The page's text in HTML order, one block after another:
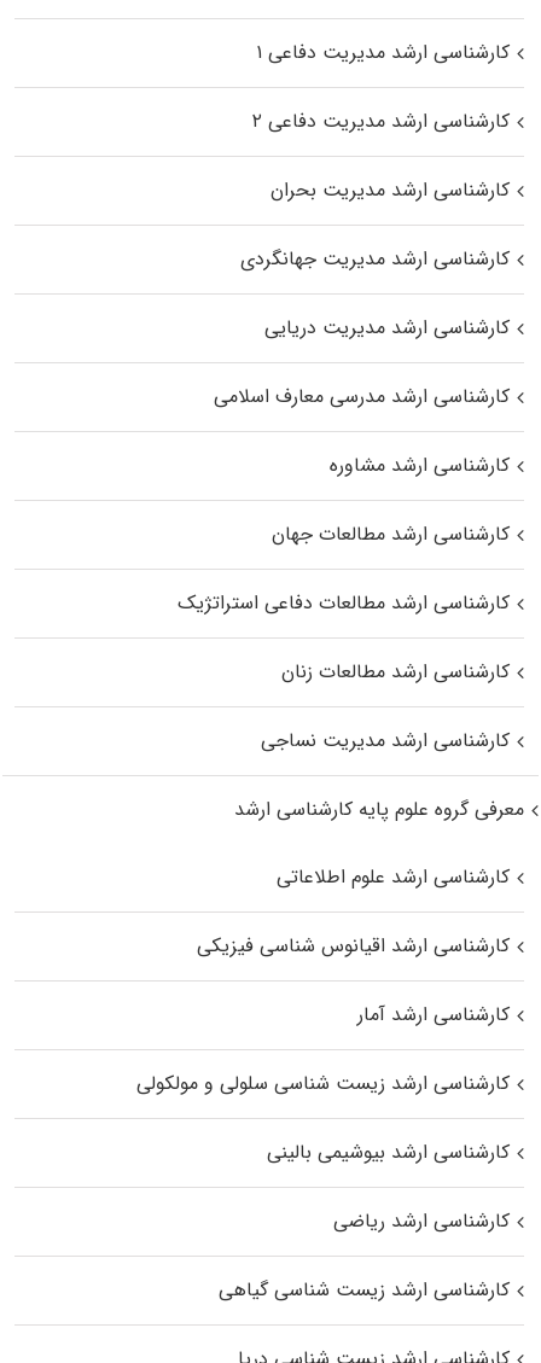
کارشناسی ارشد مدیریت دفاعی ۱
کارشناسی ارشد مدیریت دفاعی ۲
کارشناسی ارشد مدیریت بحران
کارشناسی ارشد مدیریت جهانگردی
کارشناسی ارشد مدیریت دریایی
کارشناسی ارشد مدرسی معارف اسلامی
کارشناسی ارشد مشاوره
کارشناسی ارشد مطالعات جهان
کارشناسی ارشد مطالعات دفاعی استراتژیک
کارشناسی ارشد مطالعات زنان
کارشناسی ارشد مدیریت نساجی
معرفی گروه علوم پایه کارشناسی ارشد
کارشناسی ارشد علوم اطلاعاتی
کارشناسی ارشد اقیانوس‌ شناسی فیزیکی
کارشناسی ارشد آمار
کارشناسی ارشد زیست شناسی سلولی و مولکولی
کارشناسی ارشد بیوشیمی بالینی
کارشناسی ارشد ریاضی
کارشناسی ارشد زیست‌ شناسی گیاهی